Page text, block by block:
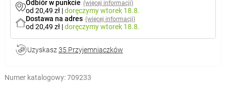
Odbiór w punkcie (więcej informacji)
od 20,49 zł |doręczymywtorek 18.8.
Dostawa na adres (więcej informacji)
od 20,49 zł |doręczymywtorek 18.8.
Uzyskasz 35 Przyjemniaczków
Numer katalogowy:709233